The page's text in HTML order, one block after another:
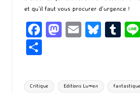
et qu’il faut vous procurer d’urgence !
Fa
o
M
d
E
l
Bl
ky
T
bl
ta
Tags:
Critique Editions Lumen fantastique